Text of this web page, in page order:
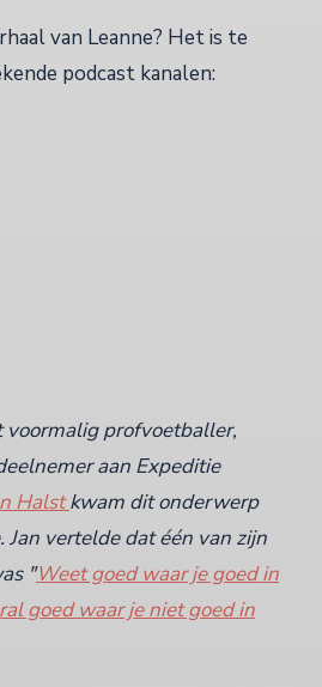
van Leanne? Het is te
podcast kanalen:
voormalig profvoetballer,
aan Expeditie
Halstkwam dit onderwerp
Jan vertelde dat één van zijn
"Weet goed waar je goed in
goed waar je niet goed in